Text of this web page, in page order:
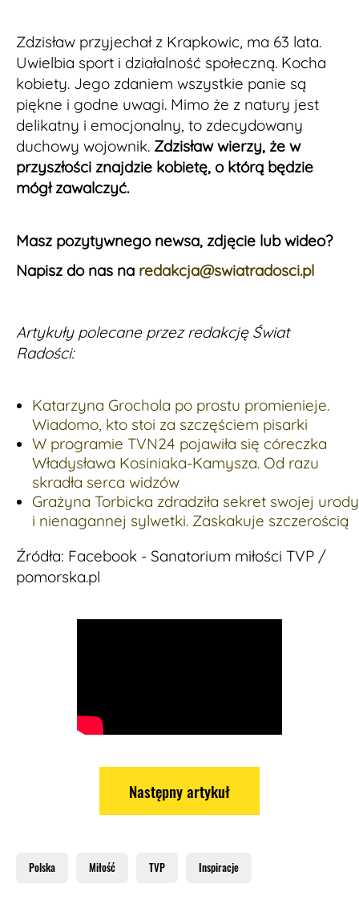
Zdzisław przyjechał z Krapkowic, ma 63 lata.
Uwielbia sport i działalność społeczną. Kocha
kobiety. Jego zdaniem wszystkie panie są
piękne i godne uwagi. Mimo że z natury jest
delikatny i emocjonalny, to zdecydowany
duchowy wojownik. Zdzisław wierzy, że w
przyszłości znajdzie kobietę, o którą będzie
mógł zawalczyć.
Masz pozytywnego newsa, zdjęcie lub wideo?
Napisz do nas na redakcja@swiatradosci.pl
Artykuły polecane przez redakcję Świat
Radości:
Katarzyna Grochola po prostu promienieje.
Wiadomo, kto stoi za szczęściem pisarki
W programie TVN24 pojawiła się córeczka
Władysława Kosiniaka-Kamysza. Od razu
skradła serca widzów
Grażyna Torbicka zdradziła sekret swojej urody
i nienagannej sylwetki. Zaskakuje szczerością
Źródła: Facebook - Sanatorium miłości TVP /
pomorska.pl
Następny artykuł
Polska Miłość TVP Inspiracje